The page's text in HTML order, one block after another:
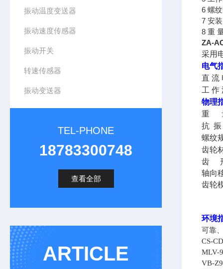
振动温度变送器
振动速度传感器
振动开关
转速传感器
振动变送器
TEL-PHONE
18783300748
查看全部
ARTICLE
6 螺
7 安
8 重
ZA-
采用
电气
直 流
工 作
物理
重
抗 振
螺纹
齿轮
齿
轴向
齿轮
环境
可靠
CS-
MLV-
VB-